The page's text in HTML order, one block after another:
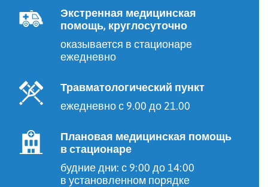
Экстренная медицинская
помощь, круглосуточно
оказывается в стационаре
ежедневно
Травматологический пункт
ежедневно с 9.00 до 21.00
Плановая медицинская помощь
в стационаре
будние дни: с 9:00 до 14:00
в установленном порядке